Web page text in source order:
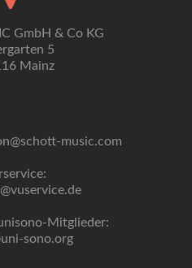
GmbH & Co KG
5
Mainz
music.com
Mitglieder:
sono.org